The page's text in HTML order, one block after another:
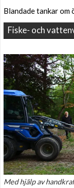
Blandade tankar om
Fiske- och
Med hjälp av